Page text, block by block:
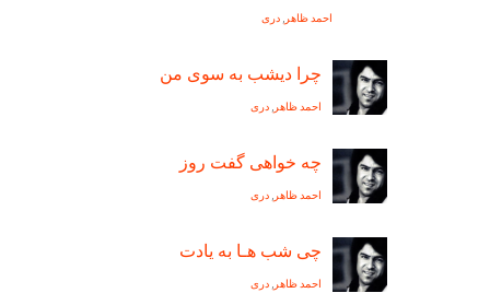
احمد ظاهر دری
چرا ديشب به سوی من
احمد ظاهر دری
چه خواهی گفت روز
احمد ظاهر دری
چى شب هـا به يادت
احمد ظاهر دری